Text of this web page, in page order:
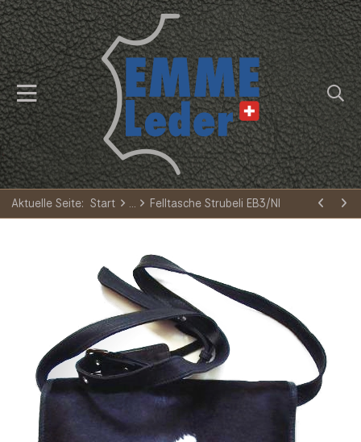
Aktuelle Seite: Start Felltasche Strubeli EB3/NI